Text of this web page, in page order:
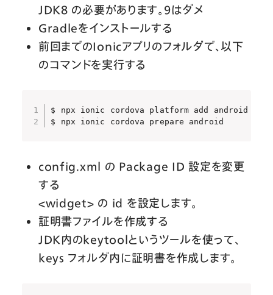
JDK8 の必要があります。9はダメ
Gradleをインストールする
前回までのIonicアプリのフォルダで、以下
のコマンドを実行する
$ npx ionic cordova platform add android
$ npx ionic cordova prepare android
config.xml の Package ID 設定を変更
する
<widget> の id を設定します。
証明書ファイルを作成する
JDK内のkeytoolというツールを使って、
keys フォルダ内に証明書を作成します。